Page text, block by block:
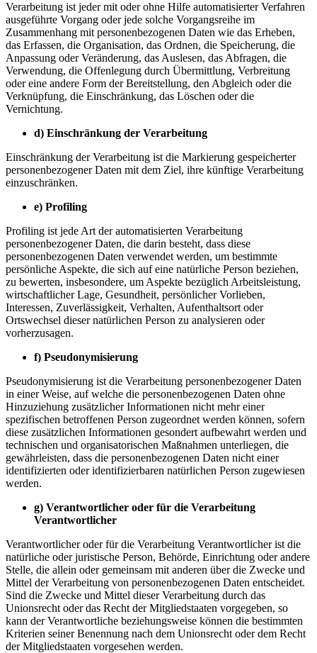
Verarbeitung ist jeder mit oder ohne Hilfe automatisierter Verfahren
ausgeführte Vorgang oder jede solche Vorgangsreihe im
Zusammenhang mit personenbezogenen Daten wie das Erheben,
das Erfassen, die Organisation, das Ordnen, die Speicherung, die
Anpassung oder Veränderung, das Auslesen, das Abfragen, die
Verwendung, die Offenlegung durch Übermittlung, Verbreitung
oder eine andere Form der Bereitstellung, den Abgleich oder die
Verknüpfung, die Einschränkung, das Löschen oder die
Vernichtung.
d) Einschränkung der Verarbeitung
Einschränkung der Verarbeitung ist die Markierung gespeicherter
personenbezogener Daten mit dem Ziel, ihre künftige Verarbeitung
einzuschränken.
e) Profiling
Profiling ist jede Art der automatisierten Verarbeitung
personenbezogener Daten, die darin besteht, dass diese
personenbezogenen Daten verwendet werden, um bestimmte
persönliche Aspekte, die sich auf eine natürliche Person beziehen,
zu bewerten, insbesondere, um Aspekte bezüglich Arbeitsleistung,
wirtschaftlicher Lage, Gesundheit, persönlicher Vorlieben,
Interessen, Zuverlässigkeit, Verhalten, Aufenthaltsort oder
Ortswechsel dieser natürlichen Person zu analysieren oder
vorherzusagen.
f) Pseudonymisierung
Pseudonymisierung ist die Verarbeitung personenbezogener Daten
in einer Weise, auf welche die personenbezogenen Daten ohne
Hinzuziehung zusätzlicher Informationen nicht mehr einer
spezifischen betroffenen Person zugeordnet werden können, sofern
diese zusätzlichen Informationen gesondert aufbewahrt werden und
technischen und organisatorischen Maßnahmen unterliegen, die
gewährleisten, dass die personenbezogenen Daten nicht einer
identifizierten oder identifizierbaren natürlichen Person zugewiesen
werden.
g) Verantwortlicher oder für die Verarbeitung
Verantwortlicher
Verantwortlicher oder für die Verarbeitung Verantwortlicher ist die
natürliche oder juristische Person, Behörde, Einrichtung oder andere
Stelle, die allein oder gemeinsam mit anderen über die Zwecke und
Mittel der Verarbeitung von personenbezogenen Daten entscheidet.
Sind die Zwecke und Mittel dieser Verarbeitung durch das
Unionsrecht oder das Recht der Mitgliedstaaten vorgegeben, so
kann der Verantwortliche beziehungsweise können die bestimmten
Kriterien seiner Benennung nach dem Unionsrecht oder dem Recht
der Mitgliedstaaten vorgesehen werden.